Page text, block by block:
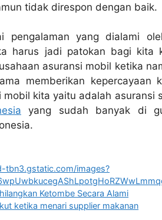
tidak direspon dengan baik.
pengalaman yang dialami
harus jadi patokan bagi kita
asuransi mobil ketika
memberikan kepercayaan
mobil kita yaitu adalah asuransi
yang sudah banyak di
tbn3.gstatic.com/images?
Ketombe Secara Alami
ketika menari supplier makanan